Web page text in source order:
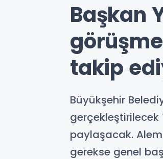
Başkan
takip
Büyükşehir
gerçekleştirilecek
paylaşacak.
gerekse genel